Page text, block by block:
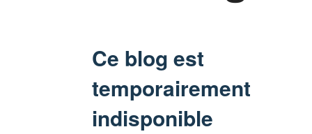
Ce blog est
temporairement
indisponible